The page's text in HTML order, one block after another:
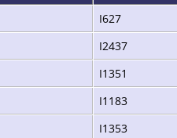
I627
I2437
I1351
I1183
I1353